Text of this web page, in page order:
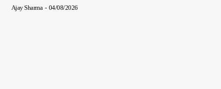
Ajay Sharma - 04/08/2026